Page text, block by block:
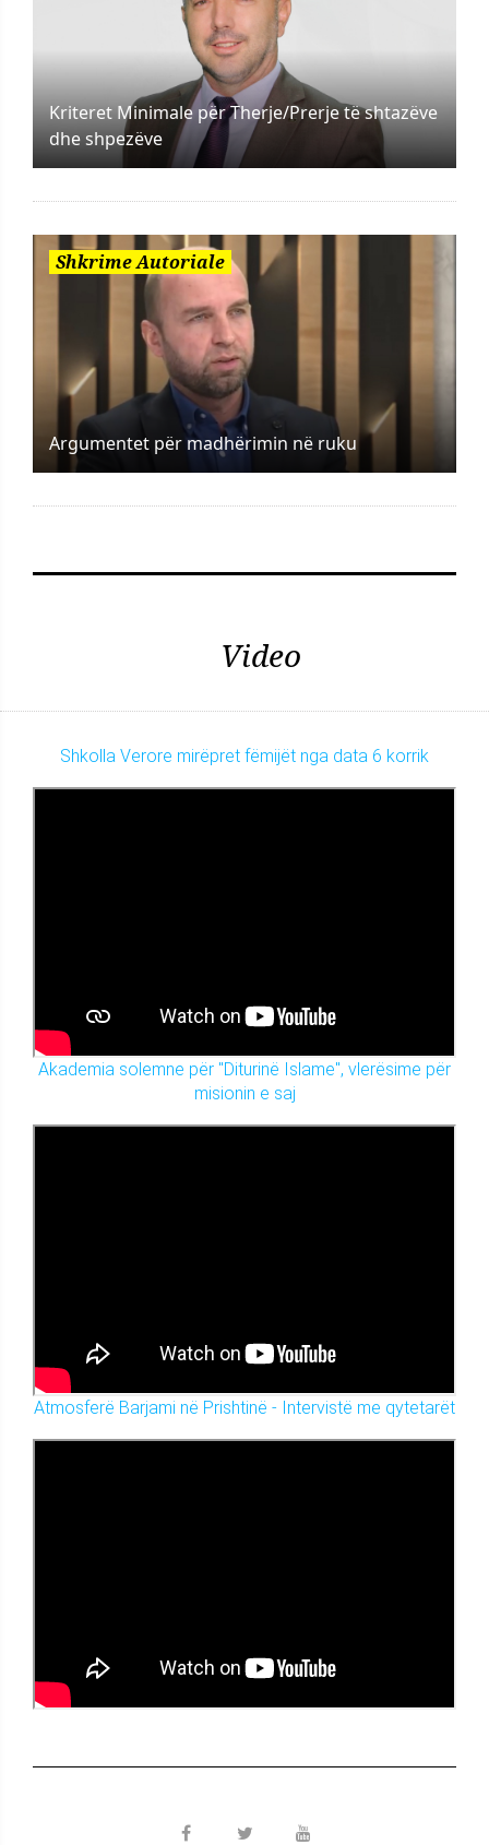
Kriteret Minimale për Therje/Prerje të shtazëve
dhe shpezëve
Shkrime Autoriale
Argumentet për madhërimin në ruku
Video
Shkolla Verore mirëpret fëmijët nga data 6 korrik
Akademia solemne për "Diturinë Islame", vlerësime për
misionin e saj
Atmosferë Barjami në Prishtinë - Intervistë me qytetarët